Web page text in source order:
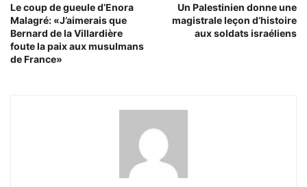
Le coup de gueule d’Enora
Malagré: «J’aimerais que
Bernard de la Villardière
foute la paix aux musulmans
de France»
Un Palestinien donne une
magistrale leçon d’histoire
aux soldats israéliens